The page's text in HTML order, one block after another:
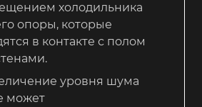
холодильника
опоры, которые
в контакте с полом
уровня шума
может